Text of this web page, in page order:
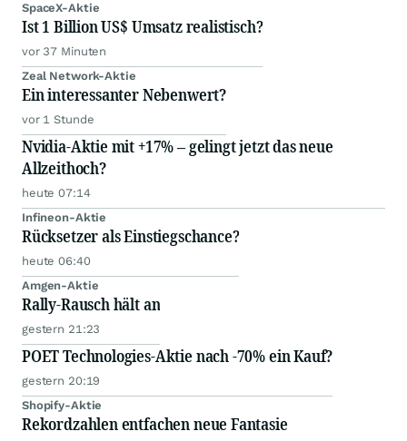
SpaceX-Aktie
Ist 1 Billion US$ Umsatz realistisch?
vor 37 Minuten
Zeal Network-Aktie
Ein interessanter Nebenwert?
vor 1 Stunde
Nvidia-Aktie mit +17% – gelingt jetzt das neue
Allzeithoch?
heute 07:14
Infineon-Aktie
Rücksetzer als Einstiegschance?
heute 06:40
Amgen-Aktie
Rally-Rausch hält an
gestern 21:23
POET Technologies-Aktie nach -70% ein Kauf?
gestern 20:19
Shopify-Aktie
Rekordzahlen entfachen neue Fantasie